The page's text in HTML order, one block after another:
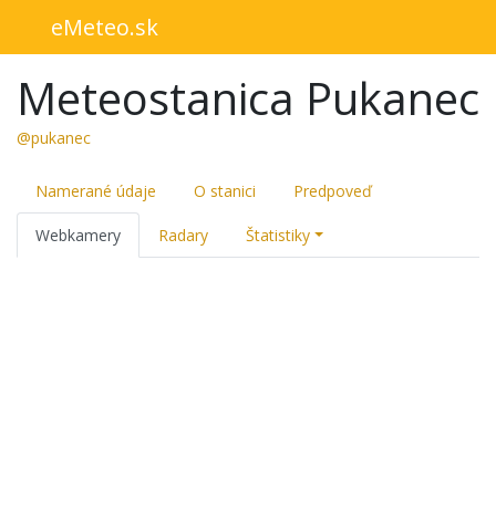
eMeteo.sk
Meteostanica Pukanec
@pukanec
Namerané údaje O stanici Predpoveď
Webkamery Radary Štatistiky